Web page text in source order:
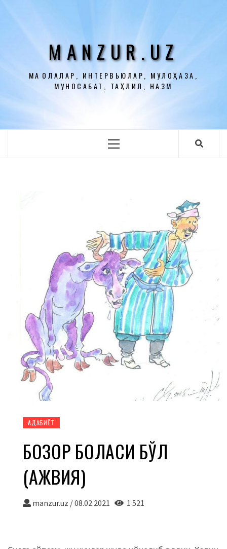
MANZUR.UZ
МАҚОЛАЛАР, ИНТЕРВЬЮЛАР, МУЛОҲАЗА,
МУНОСАБАТ, ТАҲЛИЛ, НАЗМ
меню
АДАБИЁТ
БОЗОР БОЛАСИ БЎЛ
(ҲАЖВИЯ)
manzur.uz /08.02.2021 1 521